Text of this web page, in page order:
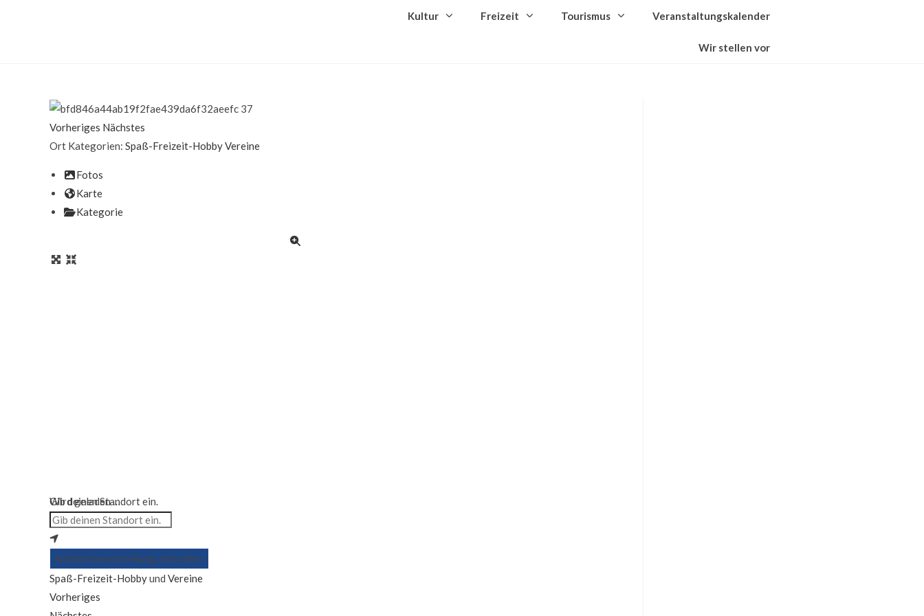
Kultur Freizeit Tourismus Veranstaltungskalender
Wir stellen vor
Vorheriges Nächstes
Ort Kategorien: Spaß-Freizeit-HobbyVereine
Fotos
Karte
Kategorie
Wird geladen …
Gib deinen Standort ein.
Anfahrtsbeschreibung anfordern
Spaß-Freizeit-Hobbyund Vereine
Vorheriges